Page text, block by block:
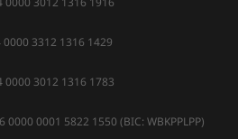
0000 3312 1316 1429
0000 3012 1316 1783
0000 0001 5822 1550 (BIC: WBKPPLPP)